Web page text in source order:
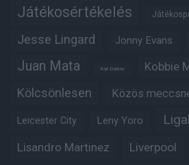
Játékosértékelés
Jesse Lingard Jonny Evans
Juan Mata Karl Darlow Kobbie
Kölcsönlesen Közös
Leicester City Leny Yoro
Lisandro Martinez Liverpool